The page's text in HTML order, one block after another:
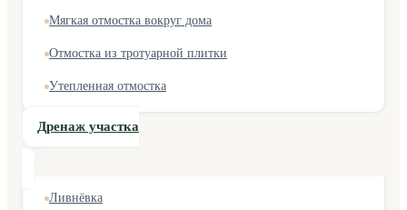
Мягкая отмостка вокруг дома
Отмостка из тротуарной плитки
Утепленная отмостка
Дренаж участка
Ливнёвка